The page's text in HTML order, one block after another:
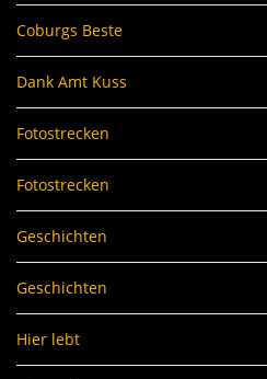
Coburgs Beste
Dank Amt Kuss
Fotostrecken
Fotostrecken
Geschichten
Geschichten
Hier lebt